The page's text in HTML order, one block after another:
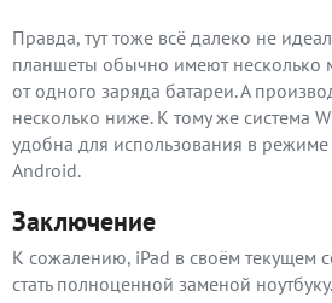
Правда, тут тоже всё далеко не
планшеты обычно имеют несколько
от одного заряда батареи. А
несколько ниже. К тому же система
удобна для использования в
Android.
Заключение
К сожалению, iPad в своём текущем
стать полноценной заменой